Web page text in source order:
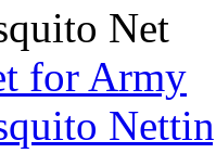
Net
for Army